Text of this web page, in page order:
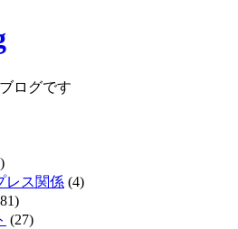
ログです
レス関係 (4)
(27)